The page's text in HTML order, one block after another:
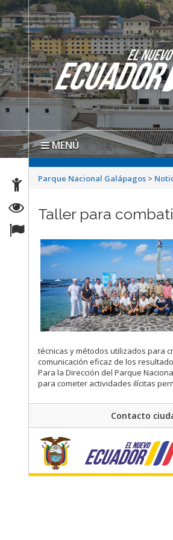
MENÚ
Parque Nacional Galápagos >
Taller para
técnicas y métodos utilizados para
comunicación eficaz de los
Para la Dirección del Parque
para cometer actividades ilícitas
Contacto